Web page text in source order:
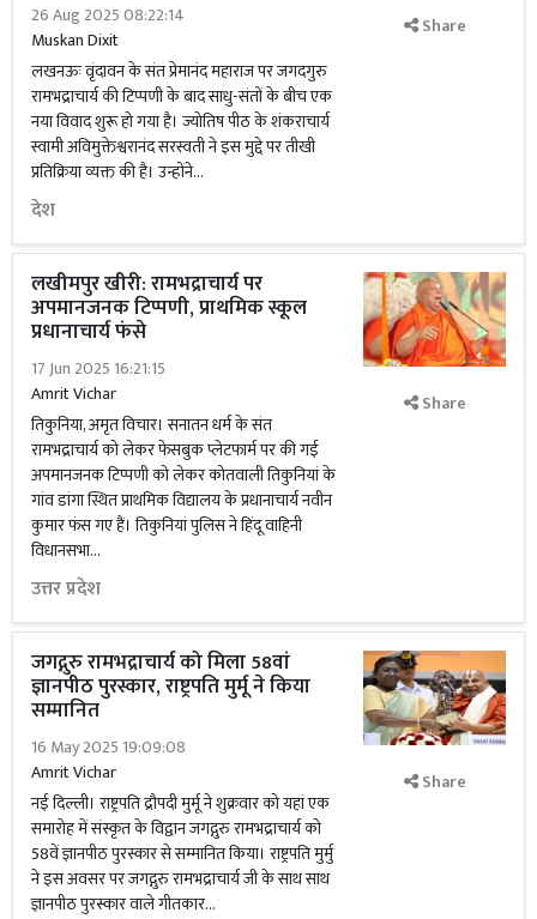
26 Aug 2025 08:22:14
Muskan Dixit
लखनऊः वृंदावन के संत प्रेमानंद महाराज पर जगदगुरु
रामभद्राचार्य की टिप्पणी के बाद साधु-संतों के बीच एक
नया विवाद शुरू हो गया है। ज्योतिष पीठ के शंकराचार्य
स्वामी अविमुक्तेश्वरानंद सरस्वती ने इस मुद्दे पर तीखी
प्रतिक्रिया व्यक्त की है। उन्होंने...
देश
Share
लखीमपुर खीरी: रामभद्राचार्य पर
अपमानजनक टिप्पणी, प्राथमिक स्कूल
प्रधानाचार्य फंसे
17 Jun 2025 16:21:15
Amrit Vichar
तिकुनिया, अमृत विचार। सनातन धर्म के संत
रामभद्राचार्य को लेकर फेसबुक प्लेटफार्म पर की गई
अपमानजनक टिप्पणी को लेकर कोतवाली तिकुनियां के
गांव डांगा स्थित प्राथमिक विद्यालय के प्रधानाचार्य नवीन
कुमार फंस गए हैं। तिकुनियां पुलिस ने हिंदू वाहिनी
विधानसभा...
उत्तर प्रदेश
Share
जगद्गुरु रामभद्राचार्य को मिला 58वां
ज्ञानपीठ पुरस्कार, राष्ट्रपति मुर्मू ने किया
सम्मानित
16 May 2025 19:09:08
Amrit Vichar
नई दिल्ली। राष्ट्रपति द्रौपदी मुर्मू ने शुक्रवार को यहां एक
समारोह में संस्कृत के विद्वान जगद्गुरु रामभद्राचार्य को
58वें ज्ञानपीठ पुरस्कार से सम्मानित किया। राष्ट्रपति मुर्मु
ने इस अवसर पर जगद्गुरु रामभद्राचार्य जी के साथ साथ
ज्ञानपीठ पुरस्कार वाले गीतकार...
Share